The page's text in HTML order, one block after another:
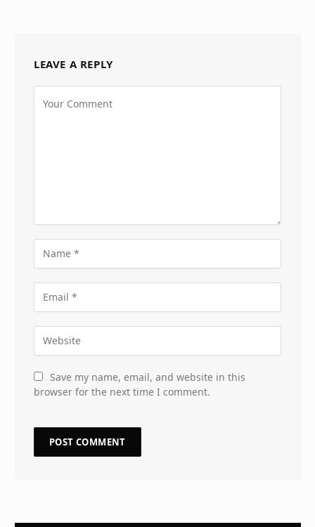
LEAVE A REPLY
Save my name, email, and website in this
browser for the next time I comment.